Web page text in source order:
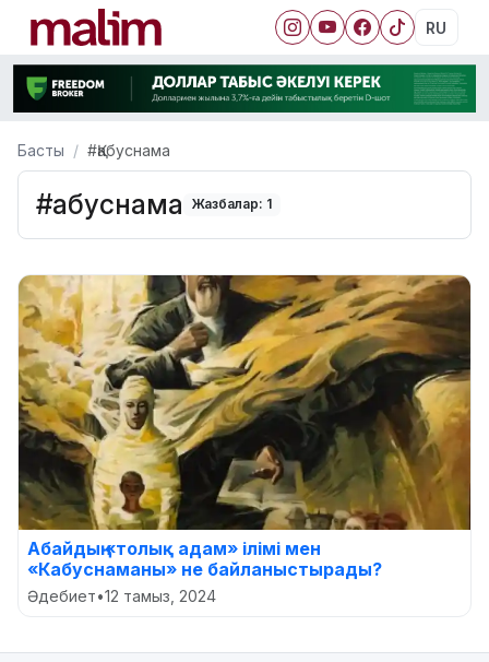
RU
Басты #Қабуснама
#Қабуснама Жазбалар: 1
Абайдың «толық адам» ілімі мен
«Кабуснаманы» не байланыстырады?
Әдебиет•12 тамыз, 2024